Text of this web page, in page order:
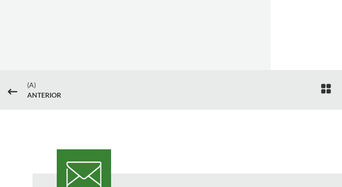
#
(A)
ANTERIOR
